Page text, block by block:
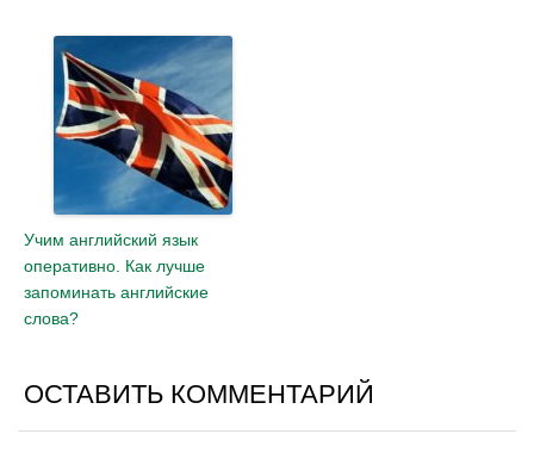
Учим английский язык
оперативно. Как лучше
запоминать английские
слова?
ОСТАВИТЬ КОММЕНТАРИЙ